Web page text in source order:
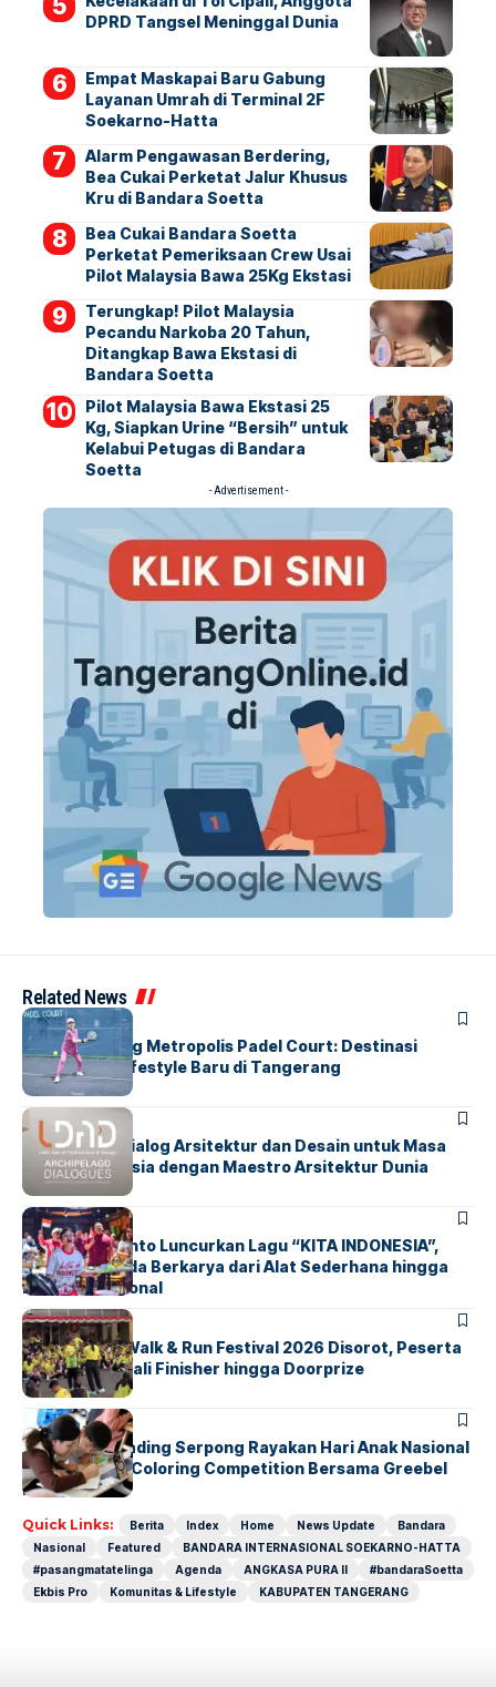
DPRD Tangsel Meninggal Dunia
Empat Maskapai Baru Gabung
Layanan Umrah di Terminal 2F
Soekarno-Hatta
Alarm Pengawasan Berdering,
Bea Cukai Perketat Jalur Khusus
Kru di Bandara Soetta
Bea Cukai Bandara Soetta
Perketat Pemeriksaan Crew Usai
Pilot Malaysia Bawa 25Kg Ekstasi
Terungkap! Pilot Malaysia
Pecandu Narkoba 20 Tahun,
Ditangkap Bawa Ekstasi di
Bandara Soetta
Pilot Malaysia Bawa Ekstasi 25
Kg, Siapkan Urine “Bersih” untuk
Kelabui Petugas di Bandara
Soetta
- Advertisement -
Related News
BERITAHOME
Grand Opening Metropolis Padel Court: Destinasi
Olahraga & Lifestyle Baru di Tangerang
BERITAHOME
LDAD 2026: Dialog Arsitektur dan Desain untuk Masa
Depan Indonesia dengan Maestro Arsitektur Dunia
BERITAINDEX
Marissa Sutanto Luncurkan Lagu “KITA INDONESIA”,
Ajak Anak Muda Berkarya dari Alat Sederhana hingga
Musik Tradisional
BERITAINDEX
Tangsel Fun Walk & Run Festival 2026 Disorot, Peserta
Keluhkan Medali Finisher hingga Doorprize
BERITAINDEX
Atria Hotel Gading Serpong Rayakan Hari Anak Nasional
Lewat Family Coloring Competition Bersama Greebel
Indonesia
Quick Links: Berita Index Home News Update
Bandara
Nasional
Featured
BANDARA INTERNASIONAL SOEKARNO-HATTA
#pasangmatatelinga
Agenda ANGKASA PURA II
#bandaraSoetta
Ekbis Pro
Komunitas & Lifestyle KABUPATEN TANGERANG